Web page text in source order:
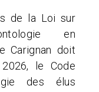
de la Loi sur
en
Carignan doit
le Code
des élus